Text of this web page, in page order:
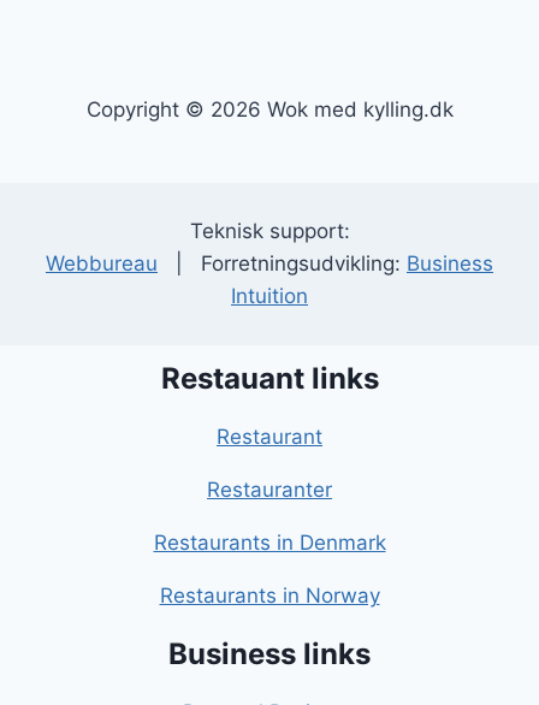
Copyright © 2026 Wok med kylling.dk
Teknisk support:
Webbureau | Forretningsudvikling: Business
Intuition
Restauant links
Restaurant
Restauranter
Restaurants in Denmark
Restaurants in Norway
Business links